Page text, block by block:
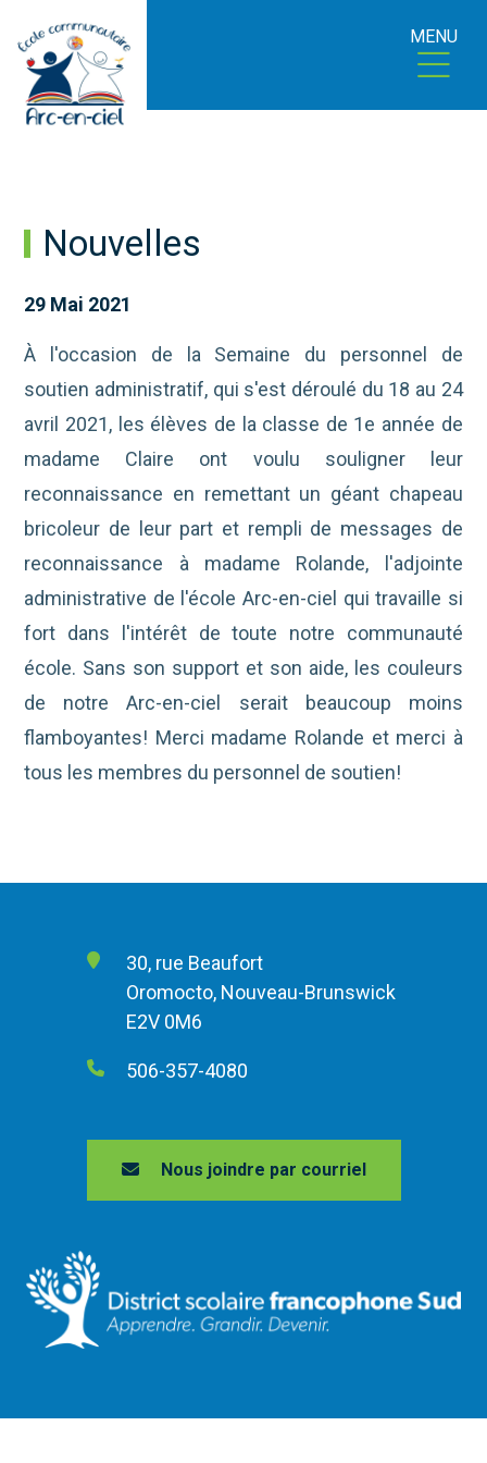
MENU
Nouvelles
29 Mai 2021
À l'occasion de la Semaine du personnel de
soutien administratif, qui s'est déroulé du 18 au 24
avril 2021, les élèves de la classe de 1e année de
madame Claire ont voulu souligner leur
reconnaissance en remettant un géant chapeau
bricoleur de leur part et rempli de messages de
reconnaissance à madame Rolande, l'adjointe
administrative de l'école Arc-en-ciel qui travaille si
fort dans l'intérêt de toute notre communauté
école. Sans son support et son aide, les couleurs
de notre Arc-en-ciel serait beaucoup moins
flamboyantes! Merci madame Rolande et merci à
tous les membres du personnel de soutien!
30, rue Beaufort
Oromocto, Nouveau-Brunswick
E2V 0M6
506-357-4080
Nous joindre par courriel